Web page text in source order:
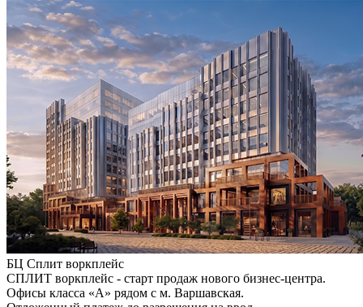
БЦ Сплит воркплейс
СПЛИТ воркплейс - старт продаж нового бизнес-центра.
Офисы класса «А» рядом с м. Варшавская.